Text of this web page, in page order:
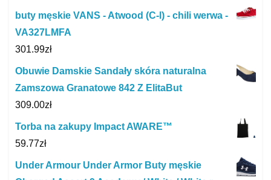
buty męskie VANS - Atwood (C-l) - chili werwa -
VA327LMFA
301.99zł
Obuwie Damskie Sandały skóra naturalna
Zamszowa Granatowe 842 Z ElitaBut
309.00zł
Torba na zakupy Impact AWARE™
59.77zł
Under Armour Under Armor Buty męskie